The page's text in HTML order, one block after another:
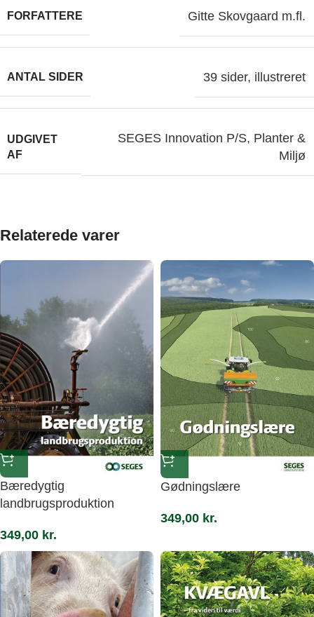
FORFATTERE Gitte Skovgaard m.fl.
ANTAL SIDER 39 sider, illustreret
UDGIVET
AF
SEGES Innovation P/S, Planter &
Miljø
Relaterede varer
Bæredygtig
landbrugsproduktion
349,00 kr.
Gødningslære
349,00 kr.